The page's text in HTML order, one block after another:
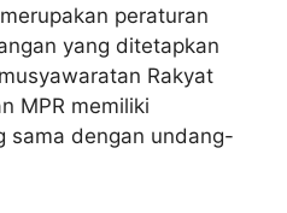
peraturan
yang ditetapkan
Rakyat
MPR memiliki
sama dengan undang-